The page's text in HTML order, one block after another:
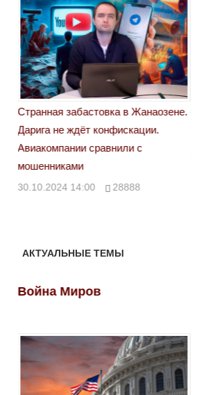
«Новый Казахстан не говорит всей
правды»
29.10.2024 09:00 39623
АКТУАЛЬНЫЕ ТЕМЫ
Война Миров